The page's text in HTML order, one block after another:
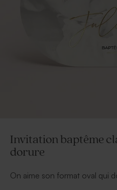
Invitation baptême
dorure
On aime son format oval qui